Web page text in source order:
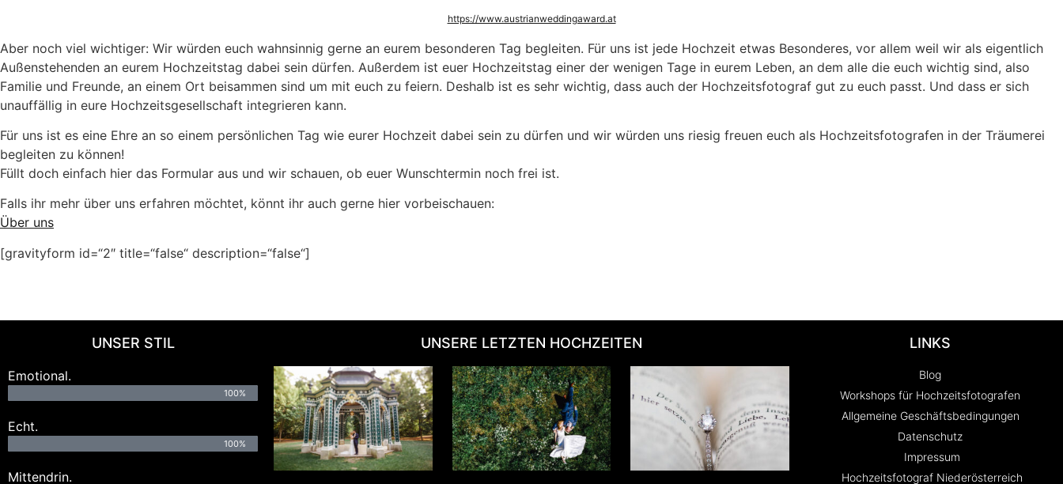
https://www.austrianweddingaward.at
Aber noch viel wichtiger: Wir würden euch wahnsinnig gerne an eurem besonderen Tag begleiten. Für uns ist jede Hochzeit etwas Besonderes, vor allem weil wir als eigentlich
Außenstehenden an eurem Hochzeitstag dabei sein dürfen. Außerdem ist euer Hochzeitstag einer der wenigen Tage in eurem Leben, an dem alle die euch wichtig sind, also
Familie und Freunde, an einem Ort beisammen sind um mit euch zu feiern. Deshalb ist es sehr wichtig, dass auch der Hochzeitsfotograf gut zu euch passt. Und dass er sich
unauffällig in eure Hochzeitsgesellschaft integrieren kann.
Für uns ist es eine Ehre an so einem persönlichen Tag wie eurer Hochzeit dabei sein zu dürfen und wir würden uns riesig freuen euch als Hochzeitsfotografen in der Träumerei
begleiten zu können!
Füllt doch einfach hier das Formular aus und wir schauen, ob euer Wunschtermin noch frei ist.
Falls ihr mehr über uns erfahren möchtet, könnt ihr auch gerne hier vorbeischauen:
Über uns
[gravityform id=“2″ title=“false“ description=“false“]
UNSER STIL
Emotional.
100%
Echt.
100%
Mittendrin.
UNSERE LETZTEN HOCHZEITEN LINKS
Blog
Workshops für Hochzeitsfotografen
Allgemeine Geschäftsbedingungen
Datenschutz
Impressum
Hochzeitsfotograf Niederösterreich